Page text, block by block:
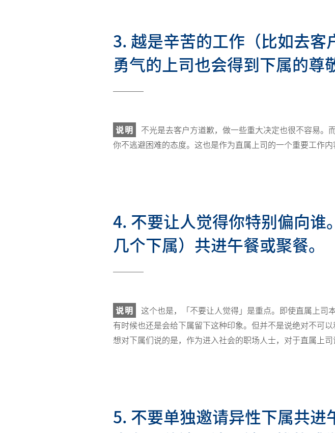
3. 越是辛苦的工作（比如去
勇气的上司也会得到下属的尊
说明
不光是去客户方道歉，做一些重大决定也很不容易
你不逃避困难的态度。这也是作为直属上司的一个重要工作内
4. 不要让人觉得你特别偏向
几个下属）共进午餐或聚餐。
说明
这个也是，「不要让人觉得」是重点。即使直属上司
有时候也还是会给下属留下这种印象。但并不是说绝对不可
想对下属们说的是，作为进入社会的职场人士，对于直属上
5. 不要单独邀请异性下属共